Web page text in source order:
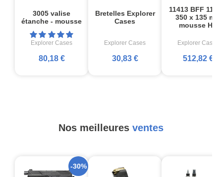
3005 valise
étanche - mousse
Explorer Cases
80,18 €
Bretelles Explorer
Cases
Explorer Cases
30,83 €
11413 BFF
350 x 135 mm
mousse HD
Explorer Cases
512,82 €
Nos meilleures ventes
-30%